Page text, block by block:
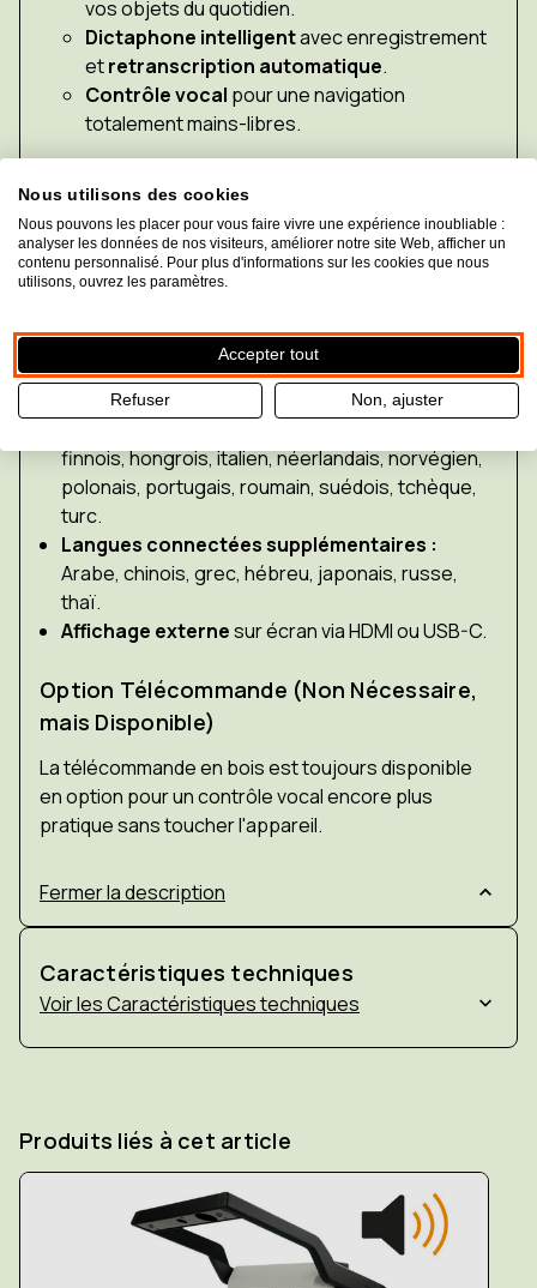
vos objets du quotidien.
Dictaphone intelligentavec enregistrement
etretranscription automatique.
Contrôle vocal pour une navigation
totalement mains-libres.
Nouveautés 2025
Nous continuons d'améliorer votre expérience avec
:
Dictionnaire intégré.
Nouvelles langues locales disponibles :
finnois, hongrois, italien, néerlandais, norvégien,
polonais, portugais, roumain, suédois, tchèque,
turc.
Langues connectées supplémentaires :
Arabe, chinois, grec, hébreu, japonais, russe,
thaï.
Affichage externesur écran via HDMI ou USB-C.
Option Télécommande (Non Nécessaire,
mais Disponible)
La télécommande en bois est toujours disponible
en option pour un contrôle vocal encore plus
pratique sans toucher l'appareil.
Fermer la description
Caractéristiques techniques
Caractéristiques techniques
Produits liés à cet article
Nous utilisons des cookies
Nous pouvons les placer pour vous faire vivre une expérience inoubliable :
analyser les données de nos visiteurs, améliorer notre site Web, afficher un
contenu personnalisé. Pour plus d'informations sur les cookies que nous
utilisons, ouvrez les paramètres.
Accepter tout
Refuser Non, ajuster